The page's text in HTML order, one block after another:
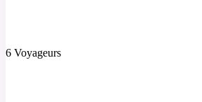
6 Voyageurs